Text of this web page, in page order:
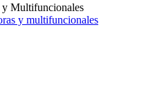
y Multifuncionales
y multifuncionales